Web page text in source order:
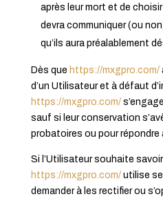
après leur mort et de choisir
devra communiquer (ou
qu’ils aura préalablement
Dès que https://mxgpro.com/
d’un Utilisateur et à défaut
https://mxgpro.com/
sauf si leur conservation
probatoires ou pour répondre
Si l’Utilisateur souhaite
https://mxgpro.com/utilise
demander à les rectifier ou